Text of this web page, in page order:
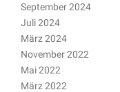
September 2024
Juli 2024
März 2024
November 2022
Mai 2022
März 2022